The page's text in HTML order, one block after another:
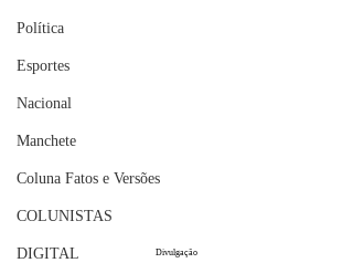
Política
Esportes
Nacional
Manchete
Coluna Fatos e Versões
COLUNISTAS
DIGITAL Divulgação